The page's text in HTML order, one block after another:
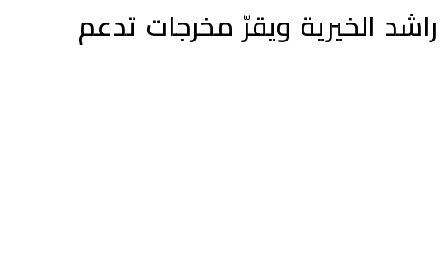
الخيرية ويقرّ مخرجات تدعم